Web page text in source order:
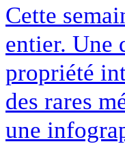
Cette
entier. Une
propriété
des rares
une